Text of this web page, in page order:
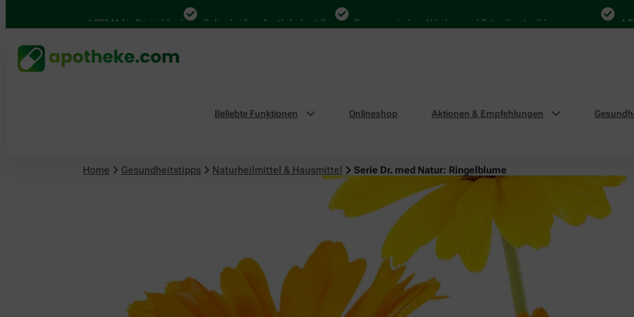
4.000 Mal in Deutschland Online bei Ihrer Apotheke bestellen Bequem zwischen Abholung und Botendienst wählen 4.000
Beliebte Funktionen Onlineshop Aktionen & Empfehlungen
Home Gesundheitstipps Naturheilmittel & Hausmittel Serie Dr. med Natur: Ringelblume
Naturheilmittel & Hausmittel